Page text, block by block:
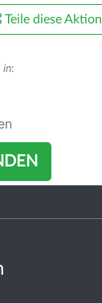
Teile diese Aktion
in: